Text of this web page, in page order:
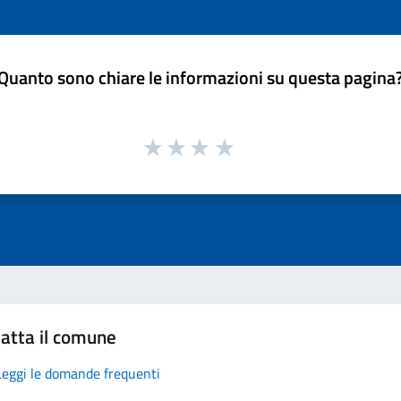
sono chiare le informazioni su questa
il comune
le domande frequenti